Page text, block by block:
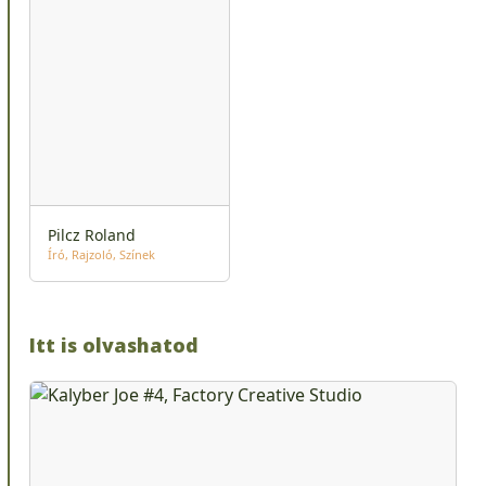
Pilcz Roland
Író Rajzoló Színek
Itt is olvashatod